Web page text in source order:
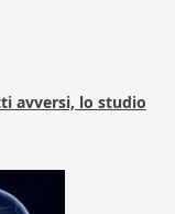
avversi, lo studio